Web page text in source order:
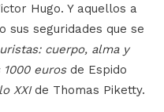
Hugo. Y aquellos a
sus seguridades que se
cuerpo, alma y
eurosde Espido
XXIde Thomas Piketty.